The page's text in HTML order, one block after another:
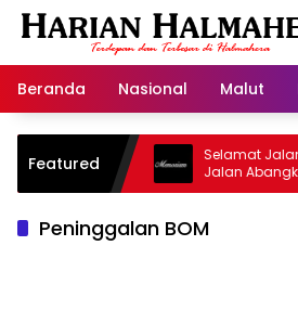
Langsung
Beranda
Nasional Malut
Featured
Warisan
Selamat Jalan
Jalan Abangku
Peninggalan BOM